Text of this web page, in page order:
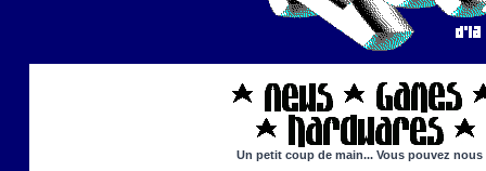
Un petit coup de main... Vous pouvez